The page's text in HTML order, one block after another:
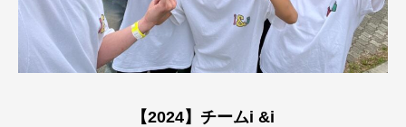
【2024】チームi &i